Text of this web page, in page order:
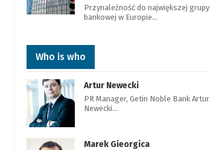
Przynależność do największej grupy
bankowej w Europie…
Who is who
Artur Newecki
PR Manager, Getin Noble Bank Artur
Newecki…
Marek Gieorgica